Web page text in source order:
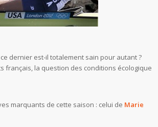
ce dernier est-il totalement sain pour autant ?
français, la question des conditions écologique
marquants de cette saison : celui de Marie